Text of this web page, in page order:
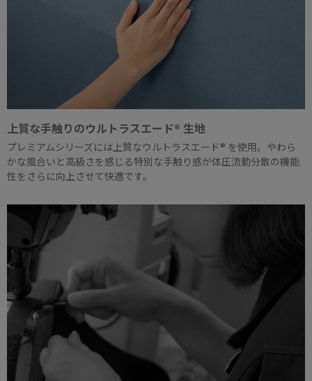
上質な手触りのウルトラスエード® 生地
プレミアムシリーズには上質なウルトラスエード® を使用。やわら
かな風合いと高級さを感じる特別な手触り感が体圧流動分散の機能
性をさらに向上させて快適です。